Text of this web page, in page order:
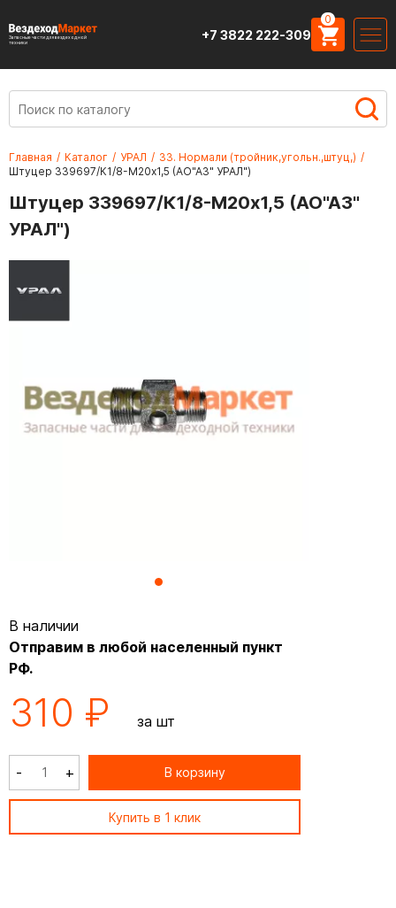
Запасные части для вездеходной
техники
+7 3822 222-309
0
Главная / Каталог / УРАЛ / 33. Нормали (тройник,угольн.,штуц,) /
Штуцер 339697/К1/8-М20х1,5 (АО"АЗ" УРАЛ")
Штуцер 339697/К1/8-М20х1,5 (АО"АЗ"
УРАЛ")
В наличии
Отправим в любой населенный пункт
РФ.
310 ₽ за шт
- + В корзину
Купить в 1 клик